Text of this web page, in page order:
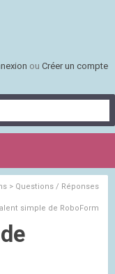
ou Créer un compte
PAGES
> Questions / Réponses
simple de RoboForm